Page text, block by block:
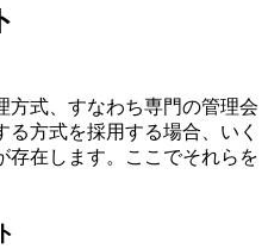
ト
方式、すなわち専門の管理会
方式を採用する場合、いく
存在します。ここでそれらを